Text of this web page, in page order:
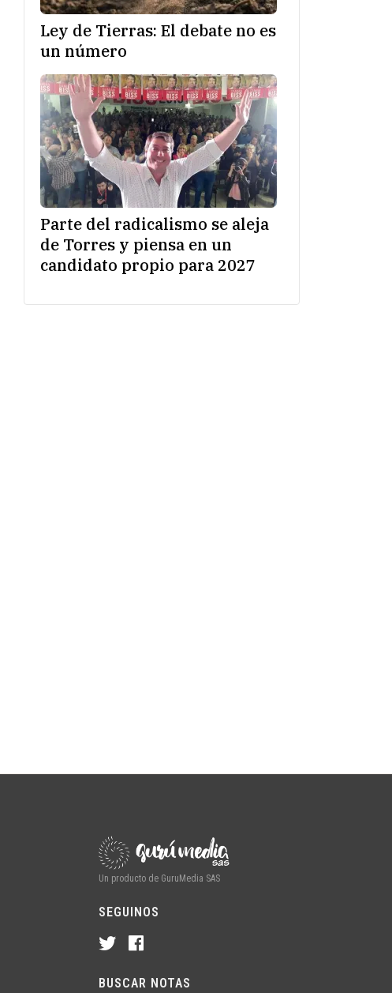
Ley de Tierras: El debate no es
un número
Parte del radicalismo se aleja
de Torres y piensa en un
candidato propio para 2027
Un producto de GuruMedia SAS
SEGUINOS
BUSCAR NOTAS